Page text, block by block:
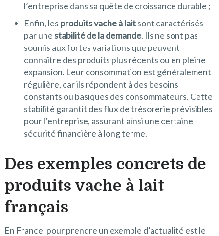
l’entreprise dans sa quête de croissance durable ;
Enfin, les produits vache à laitsont caractérisés
par unestabilité de la demande. Ils ne sont pas
soumis aux fortes variations que peuvent
connaître des produits plus récents ou en pleine
expansion. Leur consommation est généralement
régulière, car ils répondent à des besoins
constants ou basiques des consommateurs. Cette
stabilité garantit des flux de trésorerie prévisibles
pour l’entreprise, assurant ainsi une certaine
sécurité financière à long terme.
Des exemples concrets de
produits vache à lait
français
En France, pour prendre un exemple d’actualité est le